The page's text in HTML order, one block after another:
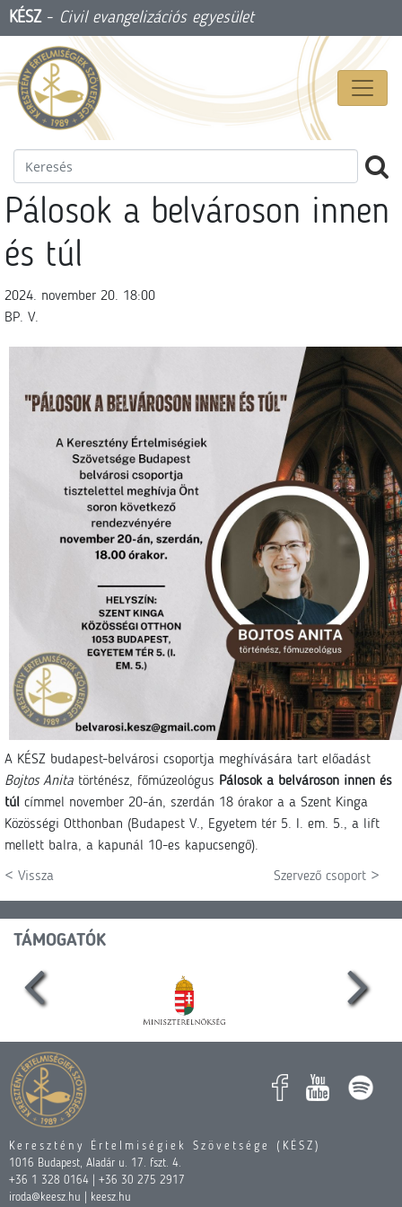
KÉSZ- Civil evangelizációs egyesület
Pálosok a belvároson innen
és túl
2024. november 20. 18:00
BP. V.
A KÉSZ budapest-belvárosi csoportja meghívására tart előadást
Bojtos Anita történész, főmúzeológus Pálosok a belvároson innen és
túl címmel november 20-án, szerdán 18 órakor a a Szent Kinga
Közösségi Otthonban (Budapest V., Egyetem tér 5. I. em. 5., a lift
mellett balra, a kapunál 10-es kapucsengő).
< Vissza Szervező csoport >
TÁMOGATÓK
Keresztény Értelmiségiek Szövetsége (KÉSZ)
1016 Budapest, Aladár u. 17. fszt. 4.
+36 1 328 0164 | +36 30 275 2917
iroda@keesz.hu | keesz.hu